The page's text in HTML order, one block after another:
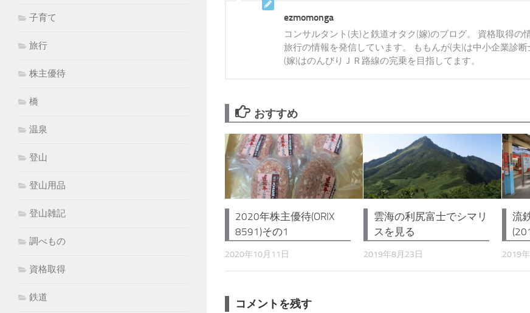
ezmomonga
コンサルタント(夫)と鉄道オタク(嫁)のブログ。 資格取得の
旅行の情報を発信しています。 ももんが(夫)は中小企業診
(嫁)はのんびりＪＲ路線の完乗を目指してます。
おすすめ
2020年株主優待(ORIX
8591)その1
2020年10月11日
雲海の利尻富士でシマリ
スを見る
2019年8月23日
流
2019
コメントを残す
子育て
旅行
株主優待
橋
温泉
登山
登山用品
登山雑記
調べもの
資格取得
鉄道